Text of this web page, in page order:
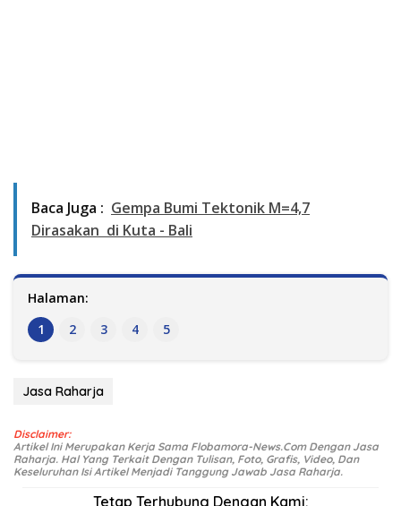
Baca Juga : Gempa Bumi Tektonik M=4,7
Dirasakan di Kuta - Bali
Halaman:
1
2 3 4 5
Jasa Raharja
Disclaimer:
Artikel Ini Merupakan Kerja Sama Flobamora-News.Com Dengan Jasa
Raharja. Hal Yang Terkait Dengan Tulisan, Foto, Grafis, Video, Dan
Keseluruhan Isi Artikel Menjadi Tanggung Jawab Jasa Raharja.
Tetap Terhubung Dengan Kami: